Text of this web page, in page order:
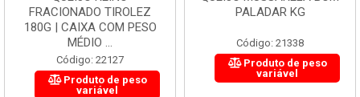
FRACIONADO TIROLEZ
180G | CAIXA COM PESO
MÉDIO ...
Código: 22127
Produto de peso
variável
PALADAR KG
Código: 21338
Produto de peso
variável